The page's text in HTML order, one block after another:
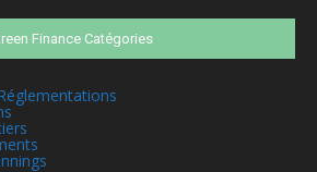
Finance Catégories